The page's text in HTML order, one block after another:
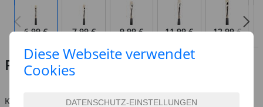
6,99 € 7,99 € 9,99 € 11,99 € 12,99 €
Preis: 6,99 €
inkl. MwSt.
Kostenlose Lieferung ab69,-€
Diese Webseite verwendet
Cookies